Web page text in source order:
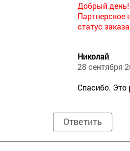
Добрый день!
Партнерское
статус
Николай
28 сентября
Спасибо. Это
Ответить